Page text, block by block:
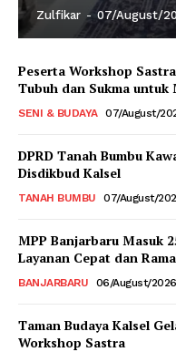
Zulfikar - 07/August/
Peserta Workshop
Tubuh dan Sukma untuk
SENI & BUDAYA 07/August/
DPRD Tanah Bumbu
Disdikbud Kalsel
TANAH BUMBU 07/August/
MPP Banjarbaru Masuk
Layanan Cepat dan
BANJARBARU 06/August/2026
Taman Budaya Kalsel
Workshop Sastra